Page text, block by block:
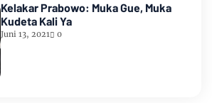
Kelakar Prabowo: Muka Gue, Muka
Kudeta Kali Ya
Juni 13, 2021 0